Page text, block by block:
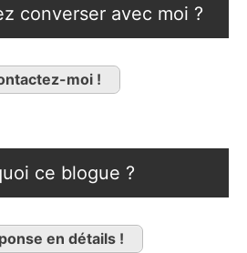
converser avec moi ?
moi !
ce blogue ?
en détails !